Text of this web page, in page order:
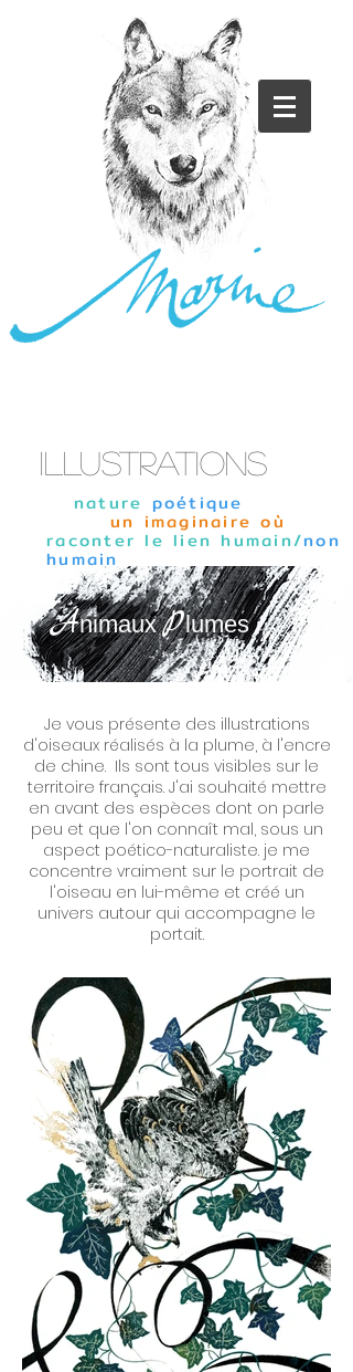
ILLUSTRATIONS
nature poétique
un imaginaire où
raconter le lien humain/non
humain
AnimauxPlumes
Je vous présente des illustrations
d'oiseaux réalisés à la plume, à l'encre
de chine. Ils sont tous visibles sur le
territoire français. J'ai souhaité mettre
en avant des espèces dont on parle
peu et que l'on connaît mal, sous un
aspect poético-naturaliste. je me
concentre vraiment sur le portrait de
l'oiseau en lui-même et créé un
univers autour qui accompagne le
portait.